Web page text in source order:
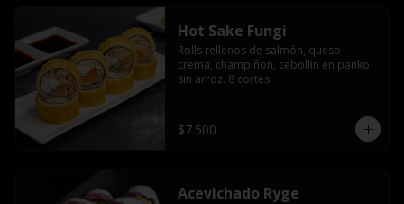
Hot Sake Fungi
Rolls rellenos de salmón, queso
crema, champiñon, cebollin en panko
sin arroz. 8 cortes
$7.500
Acevichado Ryge